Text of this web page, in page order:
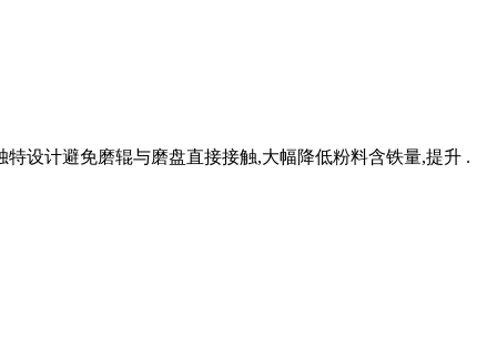
设计避免磨辊与磨盘直接接触,大幅降低粉料含铁量,提升 .